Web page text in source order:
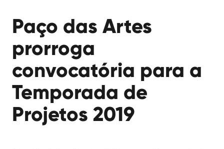
Artes
Paço das Artes
prorroga
convocatória para a
Temporada de
Projetos 2019